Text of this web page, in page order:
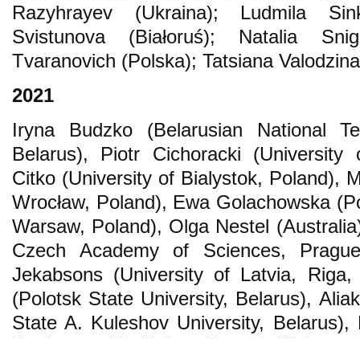
Razyhrayev (Ukraina); Ludmila
Svistunova (Białoruś); Natalia
Tvaranovich (Polska); Tatsiana
2021
Iryna Budzko (Belarusian National
Belarus), Piotr Cichoracki (University
Citko (University of Bialystok, Poland),
Wrocław, Poland), Ewa Golachowska
Warsaw, Poland), Olga Nestel
Czech Academy of Sciences,
Jekabsons (University of Latvia,
(Polotsk State University, Belarus),
State A. Kuleshov University, Belarus),